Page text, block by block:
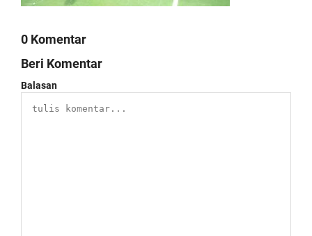
0 Komentar
Beri Komentar
Balasan